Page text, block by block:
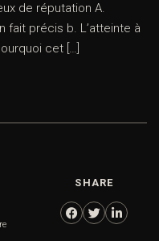
de réputation A.
fait précis b. L’atteinte à
cet […]
SHARE